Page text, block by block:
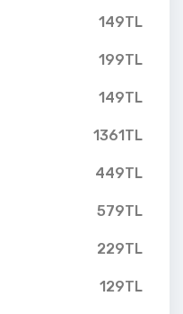
149TL
199TL
149TL
1361TL
449TL
579TL
229TL
129TL